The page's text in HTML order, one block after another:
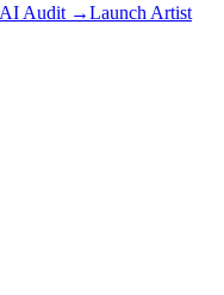
AI Audit →Launch Artist